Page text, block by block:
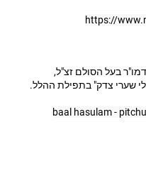
https://
בעל הסולם זצ"ל,
לי שערי צדק" בתפילת ההלל.